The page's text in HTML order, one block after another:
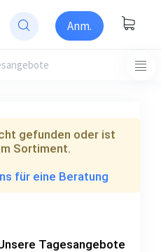
Anm.
gefunden oder ist
Sortiment.
für eine Beratung
Tagesangebote